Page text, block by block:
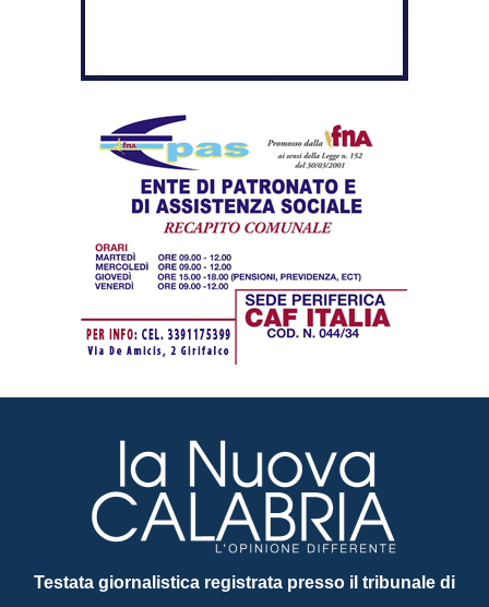
Testata giornalistica registrata presso il tribunale di